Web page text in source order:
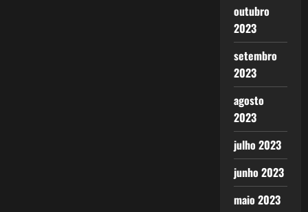
outubro
2023
setembro
2023
agosto
2023
julho 2023
junho 2023
maio 2023